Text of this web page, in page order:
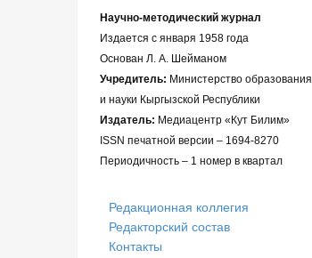
Научно-методический журнал
Издается с января 1958 года
Основан Л. А. Шейманом
Учредитель: Министерство образования
и науки Кыргызской Республики
Издатель: Медиацентр «Кут Билим»
ISSN печатной версии – 1694-8270
Периодичность – 1 номер в квартал
Редакционная коллегия
Редакторский состав
Контакты